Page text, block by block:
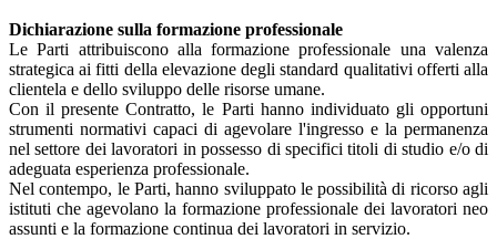
Dichiarazione sulla formazione professionale
Le Parti attribuiscono alla formazione professionale una valenza
strategica ai fitti della elevazione degli standard qualitativi offerti alla
clientela e dello sviluppo delle risorse umane.
Con il presente Contratto, le Parti hanno individuato gli opportuni
strumenti normativi capaci di agevolare l'ingresso e la permanenza
nel settore dei lavoratori in possesso di specifici titoli di studio e/o di
adeguata esperienza professionale.
Nel contempo, le Parti, hanno sviluppato le possibilità di ricorso agli
istituti che agevolano la formazione professionale dei lavoratori neo
assunti e la formazione continua dei lavoratori in servizio.